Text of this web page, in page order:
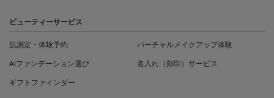
ビューティーサービス
肌測定・体験予約 バーチャルメイクアップ体験
AIファンデーション選び 名入れ（刻印）サービス
ギフトファインダー